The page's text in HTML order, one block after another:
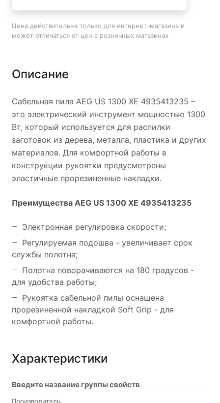
Цена действительна только для интернет-магазина и
может отличаться от цен в розничных магазинах
Описание
Сабельная пила AEG US 1300 XE 4935413235 –
это электрический инструмент мощностью 1300
Вт, который используется для распилки
заготовок из дерева, металла, пластика и других
материалов. Для комфортной работы в
конструкции рукоятки предусмотрены
эластичные прорезиненные накладки.
Преимущества AEG US 1300 XE 4935413235
Электронная регулировка скорости;
Регулируемая подошва - увеличивает срок
службы полотна;
Полотна поворачиваются на 180 градусов -
для удобства работы;
Рукоятка сабельной пилы оснащена
прорезиненной накладкой Soft Grip - для
комфортной работы.
Характеристики
Введите название группы свойств
Производитель